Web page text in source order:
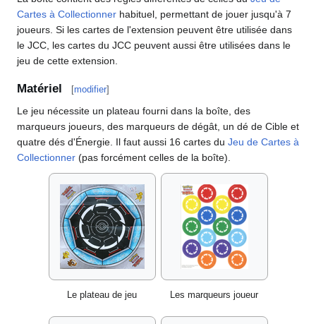
Cartes à Collectionner habituel, permettant de jouer jusqu'à 7
joueurs. Si les cartes de l'extension peuvent être utilisée dans
le JCC, les cartes du JCC peuvent aussi être utilisées dans le
jeu de cette extension.
Matériel [modifier]
Le jeu nécessite un plateau fourni dans la boîte, des
marqueurs joueurs, des marqueurs de dégât, un dé de Cible et
quatre dés d'Énergie. Il faut aussi 16 cartes du Jeu de Cartes à
Collectionner (pas forcément celles de la boîte).
Le plateau de jeu Les marqueurs joueur